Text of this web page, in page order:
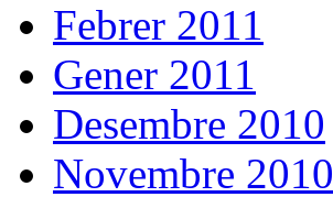
Febrer 2011
Gener 2011
Desembre 2010
Novembre 2010